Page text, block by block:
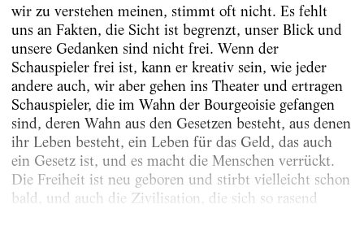
wir zu verstehen meinen, stimmt oft nicht. Es fehlt
uns an Fakten, die Sicht ist begrenzt, unser Blick und
unsere Gedanken sind nicht frei. Wenn der
Schauspieler frei ist, kann er kreativ sein, wie jeder
andere auch, wir aber gehen ins Theater und ertragen
Schauspieler, die im Wahn der Bourgeoisie gefangen
sind, deren Wahn aus den Gesetzen besteht, aus denen
ihr Leben besteht, ein Leben für das Geld, das auch
ein Gesetz ist, und es macht die Menschen verrückt.
Die Freiheit ist neu geboren und stirbt vielleicht schon
bald, und auch die Zivilisation, die sich so rasend